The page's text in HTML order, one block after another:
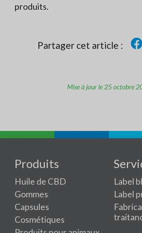
produits.
Partager cet article :
Mise à jour le 25 octobre
Produits
Huile de CBD
Gommes
Capsules
Cosmétiques
Label
Label